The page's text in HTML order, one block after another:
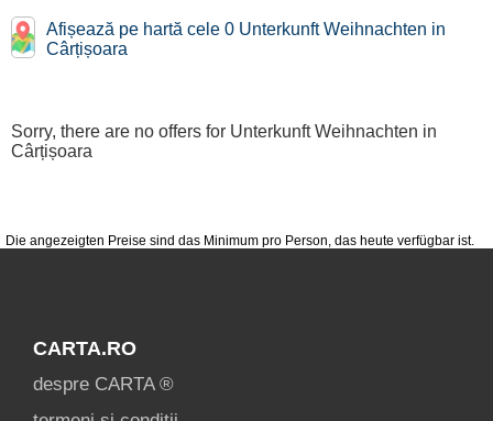
Afișează pe hartă cele 0 Unterkunft Weihnachten in
Cârțișoara
Die angezeigten Preise sind das Minimum pro Person, das heute verfügbar ist.
Sorry, there are no offers for Unterkunft Weihnachten in
Cârțișoara
cazare
despre C A
termeni și
login
CARTA.RO
despre CARTA ®